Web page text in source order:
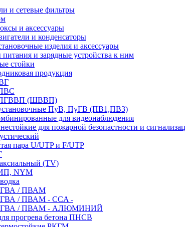
и сетевые фильтры
и аксессуары
и конденсаторы
изделия и аксессуары
и зарядные устройства к ним
стойки
продукция
ПГВВП (ШВВП)
ПуВ, ПуГВ (ПВ1,ПВ3)
для видеонаблюдения
для пожарной безопастности и
пара U/UTP и F/UTP
(TV)
NYM
/ ПВАМ
/ ПВАМ - CCA -
/ ПВАМ - АЛЮМИНИЙ
прогрева бетона ПНСВ